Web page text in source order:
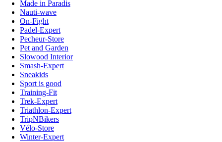
Made in Paradis
Nauti-wave
On-Fight
Padel-Expert
Pecheur-Store
Pet and Garden
Slowood Interior
Smash-Expert
Sneakids
Sport is good
Training-Fit
Trek-Expert
Triathlon-Expert
TripNBikers
Vélo-Store
Winter-Expert